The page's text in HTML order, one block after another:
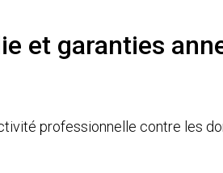
et garanties
professionnelle contre les